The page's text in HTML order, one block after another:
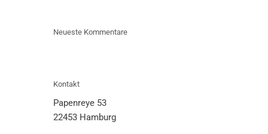
Neueste Kommentare
Kontakt
Papenreye 53
22453 Hamburg